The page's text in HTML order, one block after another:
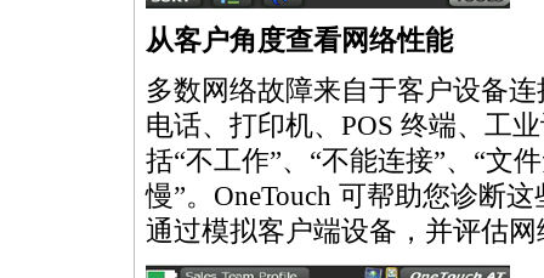
从客户角度查看网络性能
多数网络故障来自于客户设备
电话、打印机、POS 终端、工
括“不工作”、“不能连接”、“文
慢”。OneTouch 可帮助您诊断
通过模拟客户端设备，并评估